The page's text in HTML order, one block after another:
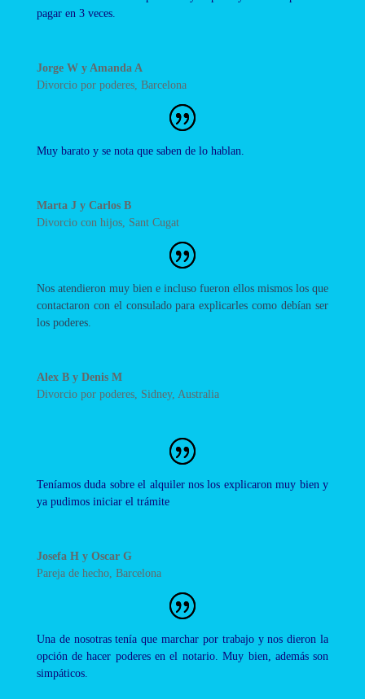
pagar en 3 veces.
Jorge W y Amanda A
Divorcio por poderes, Barcelona
Muy barato y se nota que saben de lo hablan.
Marta J y Carlos B
Divorcio con hijos, Sant Cugat
Nos atendieron muy bien e incluso fueron ellos mismos los que
contactaron con el consulado para explicarles como debían ser
los poderes.
Alex B y Denis M
Divorcio por poderes, Sidney, Australia
Teníamos duda sobre el alquiler nos los explicaron muy bien y
ya pudimos iniciar el trámite
Josefa H y Oscar G
Pareja de hecho, Barcelona
Una de nosotras tenía que marchar por trabajo y nos dieron la
opción de hacer poderes en el notario. Muy bien, además son
simpáticos.